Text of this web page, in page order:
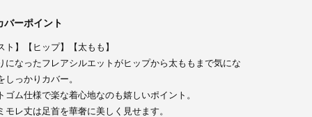
バーポイント
ト】【ヒップ】【太もも】
になったフレアシルエットがヒップから太ももまで気にな
しっかりカバー。
ゴム仕様で楽な着心地なのも嬉しいポイント。
モレ丈は足首を華奢に美しく見せます。